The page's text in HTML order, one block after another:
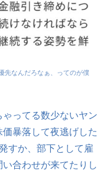
先なんだろなぁ、ってのが僕
ってる数少ないヤン
暴落して夜逃げした
すか、部下として雇
合わせが来てたりし